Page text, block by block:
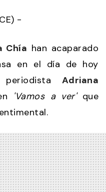
-
Chía han acaparado
en el día de hoy
Adriana
'Vamos a ver'que